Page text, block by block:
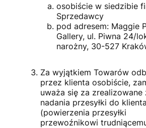
osobiście w siedzibie
Sprzedawcy
pod adresem: Maggie
Gallery, ul. Piwna 24/
narożny, 30-527
Za wyjątkiem Towarów
przez klienta osobiście,
uważa się za zrealizowane
nadania przesyłki do klienta
(powierzenia przesyłki
przewoźnikowi